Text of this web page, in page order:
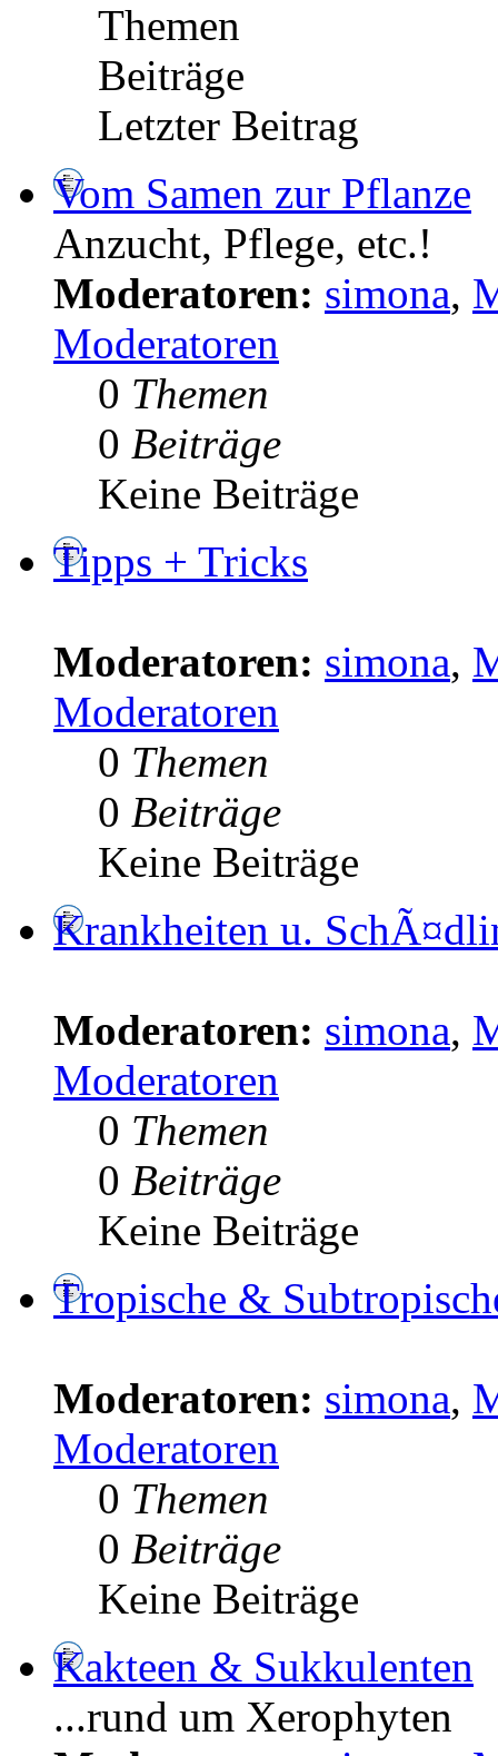
Themen
Beiträge
Letzter Beitrag
Vom Samen zur Pflanze
Anzucht, Pflege, etc.!
Moderatoren: simona,
Moderatoren
0 Themen
0 Beiträge
Keine Beiträge
Tipps + Tricks
Moderatoren: simona,
Moderatoren
0 Themen
0 Beiträge
Keine Beiträge
Krankheiten u.
Moderatoren: simona,
Moderatoren
0 Themen
0 Beiträge
Keine Beiträge
Tropische &
Moderatoren: simona,
Moderatoren
0 Themen
0 Beiträge
Keine Beiträge
Kakteen & Sukkulenten
...rund um Xerophyten